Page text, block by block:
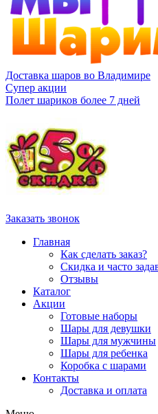
Доставка шаров во Владимире
Супер акции
Полет шариков более 7 дней
Заказать звонок
Главная
Как сделать заказ?
Скидка и часто
Отзывы
Каталог
Акции
Готовые наборы
Шары для девушки
Шары для мужчины
Шары для ребенка
Коробка с шарами
Контакты
Доставка и оплата